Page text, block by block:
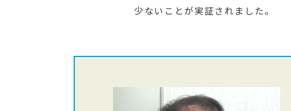
少ないことが実証されました。